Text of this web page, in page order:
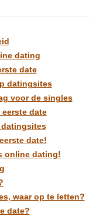
dating
date
datingsites
voor de singles
date
datingsites
date!
online dating!
waar op te letten?
date?